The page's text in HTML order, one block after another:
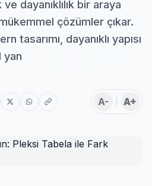
ve dayanıklılık bir araya
çözümler çıkar.
tasarımı, dayanıklı yapısı
yan
A- A+